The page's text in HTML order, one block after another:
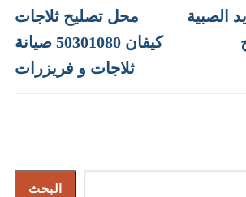
الصبية
Next
post:
محل تصليح ثلاجات
كيفان 50301080 صيانة
ثلاجات و فريزرات
البحث